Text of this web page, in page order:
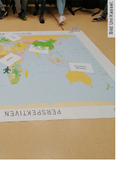
Bild: Uni Kassel.